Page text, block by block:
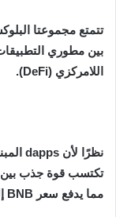
بين مطوري
اللامركزي (DeFi).
تكتسب قوة جذب بين
مما يدفع سعر BNB إلى الأعلى.